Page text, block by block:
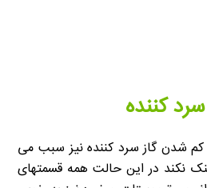
کننده
کم شدن گاز سرد کننده نیز سبب می
نکند در این حالت همه قسمتهای